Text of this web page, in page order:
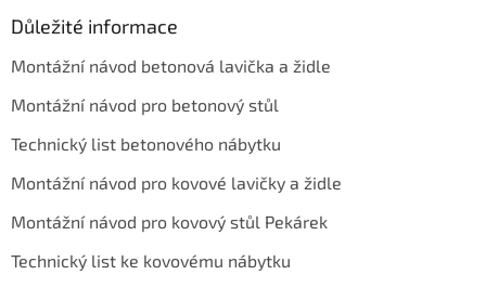
Důležité informace
Montážní návod betonová lavička a židle
Montážní návod pro betonový stůl
Technický list betonového nábytku
Montážní návod pro kovové lavičky a židle
Montážní návod pro kovový stůl Pekárek
Technický list ke kovovému nábytku